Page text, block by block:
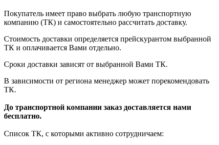
Покупатель имеет право выбрать любую транспортную
компанию (ТК) и самостоятельно рассчитать доставку.
Стоимость доставки определяется прейскурантом выбранной
ТК и оплачивается Вами отдельно.
Сроки доставки зависят от выбранной Вами ТК.
В зависимости от региона менеджер может порекомендовать
ТК.
До транспортной компании заказ доставляется нами
бесплатно.
Список ТК, с которыми активно сотрудничаем: